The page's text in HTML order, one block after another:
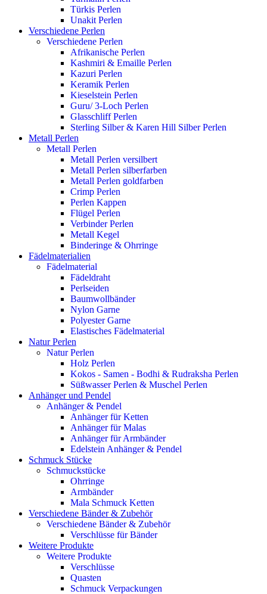
Türkis Perlen
Unakit Perlen
Verschiedene Perlen
Verschiedene Perlen
Afrikanische Perlen
Kashmiri & Emaille Perlen
Kazuri Perlen
Keramik Perlen
Kieselstein Perlen
Guru/ 3-Loch Perlen
Glasschliff Perlen
Sterling Silber & Karen Hill Silber Perlen
Metall Perlen
Metall Perlen
Metall Perlen versilbert
Metall Perlen silberfarben
Metall Perlen goldfarben
Crimp Perlen
Perlen Kappen
Flügel Perlen
Verbinder Perlen
Metall Kegel
Binderinge & Ohrringe
Fädelmaterialien
Fädelmaterial
Fädeldraht
Perlseiden
Baumwollbänder
Nylon Garne
Polyester Garne
Elastisches Fädelmaterial
Natur Perlen
Natur Perlen
Holz Perlen
Kokos - Samen - Bodhi & Rudraksha Perlen
Süßwasser Perlen & Muschel Perlen
Anhänger und Pendel
Anhänger & Pendel
Anhänger für Ketten
Anhänger für Malas
Anhänger für Armbänder
Edelstein Anhänger & Pendel
Schmuck Stücke
Schmuckstücke
Ohrringe
Armbänder
Mala Schmuck Ketten
Verschiedene Bänder & Zubehör
Verschiedene Bänder & Zubehör
Verschlüsse für Bänder
Weitere Produkte
Weitere Produkte
Verschlüsse
Quasten
Schmuck Verpackungen